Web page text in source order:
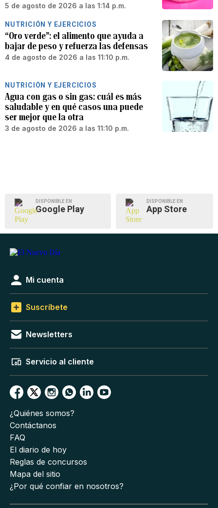
5 de agosto de 2026 a las 1:14 p.m.
NUTRICIÓN Y EJERCICIOS
“Oro verde”: el alimento que ayuda a
bajar de peso y refuerza las defensas
4 de agosto de 2026 a las 11:10 p.m.
NUTRICIÓN Y EJERCICIOS
Agua con gas o sin gas: cuál es más
saludable y en qué casos una puede
ser mejor que la otra
3 de agosto de 2026 a las 11:10 p.m.
DISPONIBLE EN
Google Play
DISPONIBLE EN
App Store
Mi cuenta
Suscríbete
Newsletters
Servicio al cliente
¿Quiénes somos?
Contáctanos
FAQ
El diario de hoy
Reglas de concursos
Mapa del sitio
¿Por qué confiar en nosotros?